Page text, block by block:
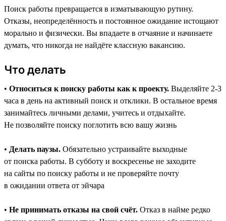
Поиск работы превращается в изматывающую рутину.
Отказы, неопределённость и постоянное ожидание истощают
морально и физически. Вы впадаете в отчаяние и начинаете
думать, что никогда не найдёте классную вакансию.
Что делать
• Относиться к поиску работы как к проекту. Выделяйте 2-3
часа в день на активный поиск и отклики. В остальное время
занимайтесь личными делами, учитесь и отдыхайте.
Не позволяйте поиску поглотить всю вашу жизнь
• Делать паузы. Обязательно устраивайте выходные
от поиска работы. В субботу и воскресенье не заходите
на сайты по поиску работы и не проверяйте почту
в ожидании ответа от эйчара
• Не принимать отказы на свой счёт. Отказ в найме редко